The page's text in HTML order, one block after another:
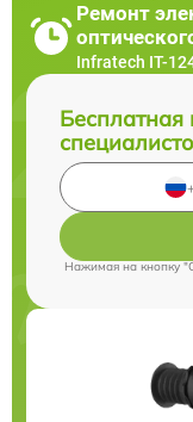
Ремонт
Infratech IT-
Бесплатная
Нажимая на кнопку